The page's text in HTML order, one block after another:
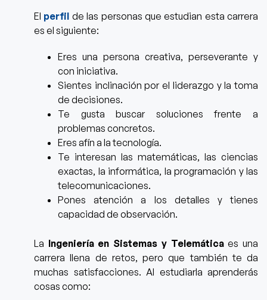
El perfil de las personas que estudian esta carrera
es el siguiente:
Eres una persona creativa, perseverante y
con iniciativa.
Sientes inclinación por el liderazgo y la toma
de decisiones.
Te gusta buscar soluciones frente a
problemas concretos.
Eres afín a la tecnología.
Te interesan las matemáticas, las ciencias
exactas, la informática, la programación y las
telecomunicaciones.
Pones atención a los detalles y tienes
capacidad de observación.
La Ingeniería en Sistemas y Telemáticaes una
carrera llena de retos, pero que también te da
muchas satisfacciones. Al estudiarla aprenderás
cosas como: